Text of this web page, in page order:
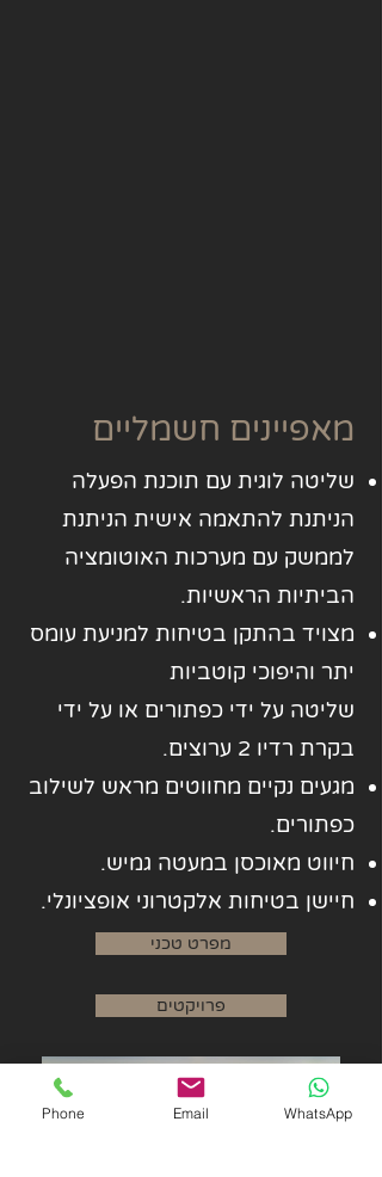
מאפיינים חשמליים
שליטה לוגית עם תוכנת הפעלה
הניתנת להתאמה אישית הניתנת
לממשק עם מערכות האוטומציה
הביתיות הראשיות.
מצויד בהתקן בטיחות למניעת עומס
יתר והיפוכי קוטביות
שליטה על ידי כפתורים או על ידי
בקרת רדיו 2 ערוצים.
מגעים נקיים מחווטים מראש לשילוב
כפתורים.
חיווט מאוכסן במעטה גמיש.
חיישן בטיחות אלקטרוני אופציונלי.
מפרט טכני
פרויקטים
Phone Email WhatsApp